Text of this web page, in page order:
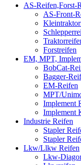
AS-Reifen,Forst-
AS-Front-
Forstreifen
EM, MPT,
BobCat-
Bagger-
EM-Reifen
MPT/
Implement
Implement
Industrie Reifen
Stapler
Stapler
Lkw/Llkw Reifen
Lkw-